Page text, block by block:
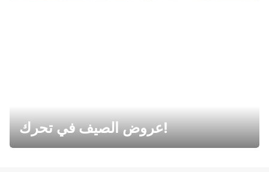
عروض الصيف في تحرك!